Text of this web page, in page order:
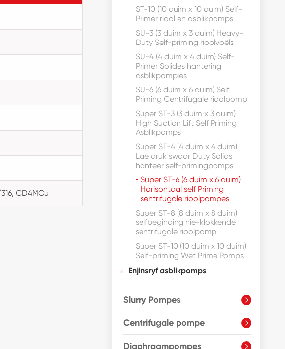
CD4MCu
ST-10 (10 duim x 10 duim) Self-
Primer riool en asblikpomps
SU-3 (3 duim x 3 duim) Heavy-
Duty Self-priming rioolvoëls
SU-4 (4 duim x 4 duim) Self-
Primer Solides hantering
asblikpompies
SU-6 (6 duim x 6 duim) Self
Priming Centrifugale rioolpomp
Super ST-3 (3 duim x 3 duim)
High Suction Lift Self Priming
Asblikpomps
Super ST-4 (4 duim x 4 duim)
Lae druk swaar Duty Solids
hanteer self-primingpomps
Super ST-6 (6 duim x 6 duim)
Horisontaal self Priming
sentrifugale rioolpompes
Super ST-8 (8 duim x 8 duim)
selfbeginding nie-klokkende
sentrifugale rioolpomp
Super ST-10 (10 duim x 10 duim)
Self-priming Wet Prime Pomps
Enjinsryf asblikpomps
Slurry Pompes 
Centrifugale pompe 
Diaphragmpompes 